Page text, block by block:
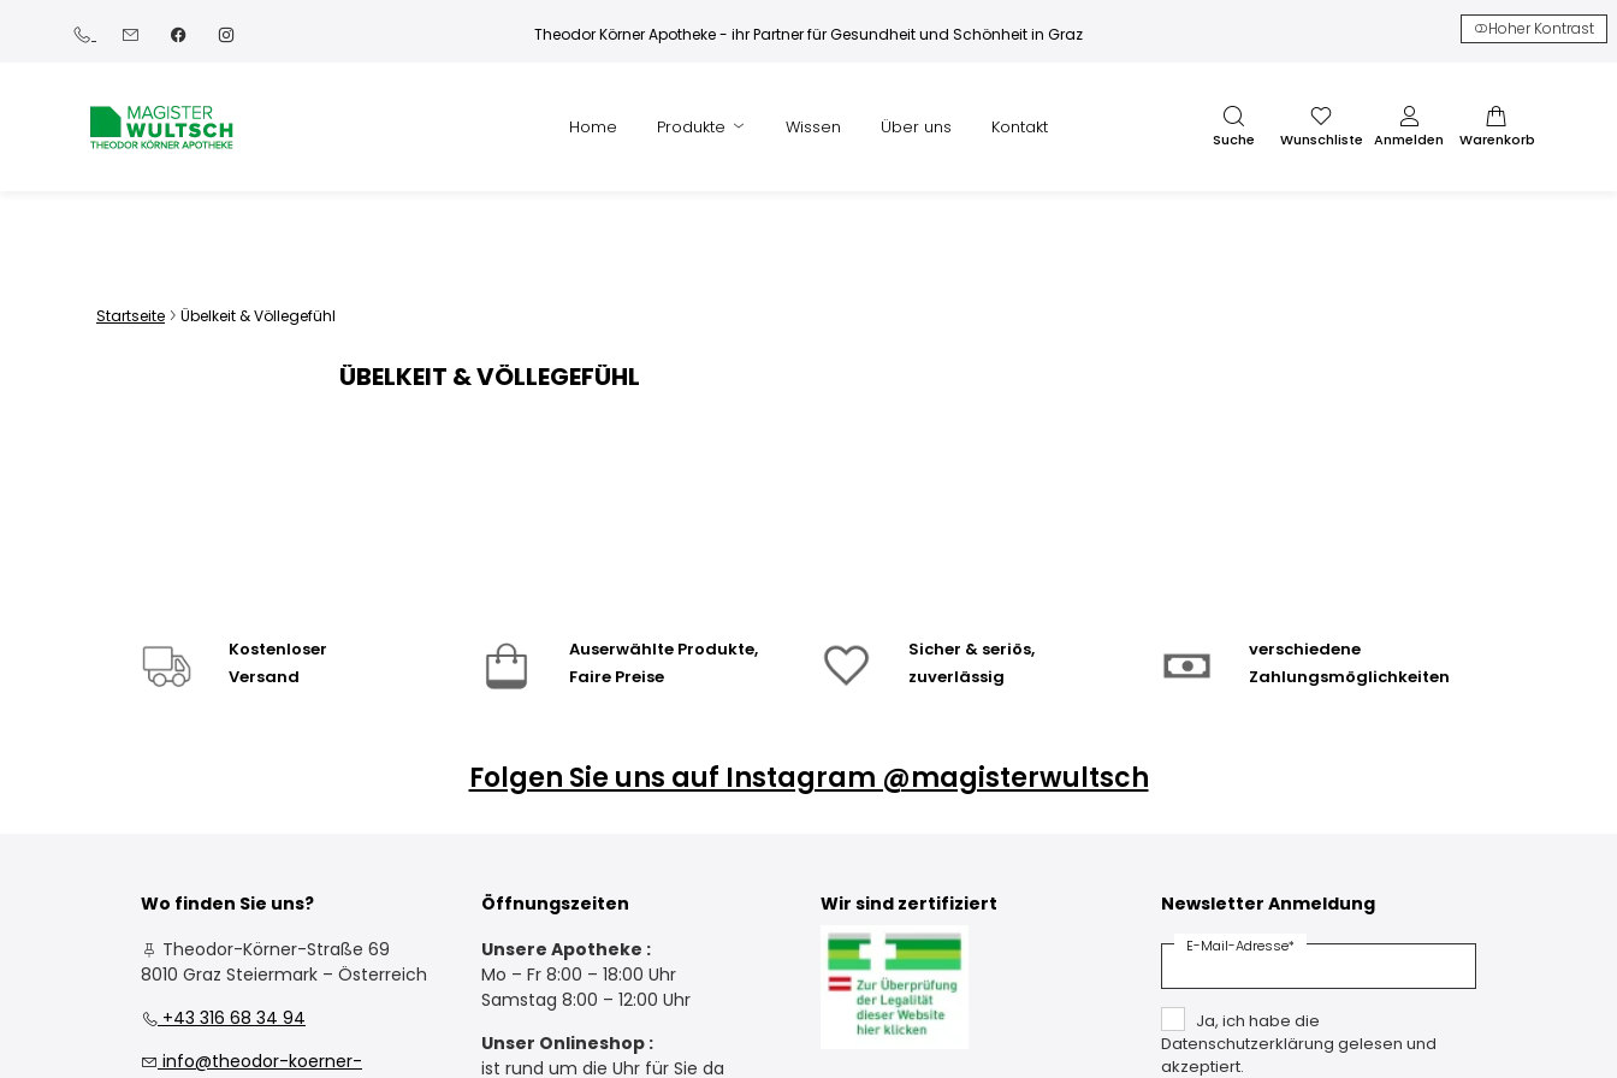
Theodor Körner Apotheke - ihr Partner für Gesundheit und Schönheit in Graz Hoher Kontrast
Home Produkte Wissen Über uns Kontakt
Suche Wunschliste Anmelden Warenkorb
Startseite Übelkeit & Völlegefühl
ÜBELKEIT & VÖLLEGEFÜHL
Kostenloser
Versand
Auserwählte Produkte,
Faire Preise
Sicher & seriös,
zuverlässig
verschiedene
Zahlungsmöglichkeiten
Folgen Sie uns auf Instagram @magisterwultsch
Wo finden Sie uns?
Theodor-Körner-Straße 69
8010 Graz Steiermark – Österreich
+43 316 68 34 94
info@theodor-koerner-
Öffnungszeiten
Unsere Apotheke :
Mo – Fr 8:00 – 18:00 Uhr
Samstag 8:00 – 12:00 Uhr
Unser Onlineshop :
ist rund um die Uhr für Sie da
Wir sind zertifiziert Newsletter Anmeldung
E-Mail-Adresse*
Ja, ich habe die
Datenschutzerklärung gelesen und
akzeptiert.